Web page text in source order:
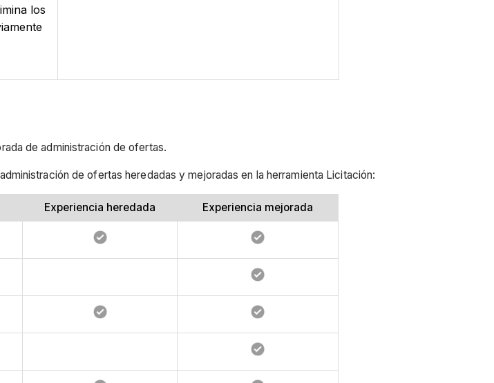
los
de administración de ofertas.
de ofertas heredadas y mejoradas en la herramienta Licitación:
Experiencia heredada Experiencia mejorada